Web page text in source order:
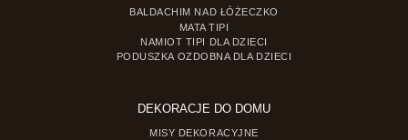
BALDACHIM NAD ŁÓŻECZKO
MATA TIPI
NAMIOT TIPI DLA DZIECI
PODUSZKA OZDOBNA DLA DZIECI
DEKORACJE DO DOMU
MISY DEKORACYJNE